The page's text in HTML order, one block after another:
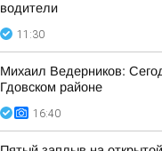
водители
11:30
Михаил Ведерников:
Гдовском районе
16:40